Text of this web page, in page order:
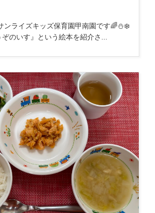
ンライズキッズ保育園甲南園です🌈⛄️❄️
のいす』という絵本を紹介さ...